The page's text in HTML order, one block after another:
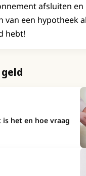
afsluiten en
van een hypotheek
hebt!
het en hoe vraag